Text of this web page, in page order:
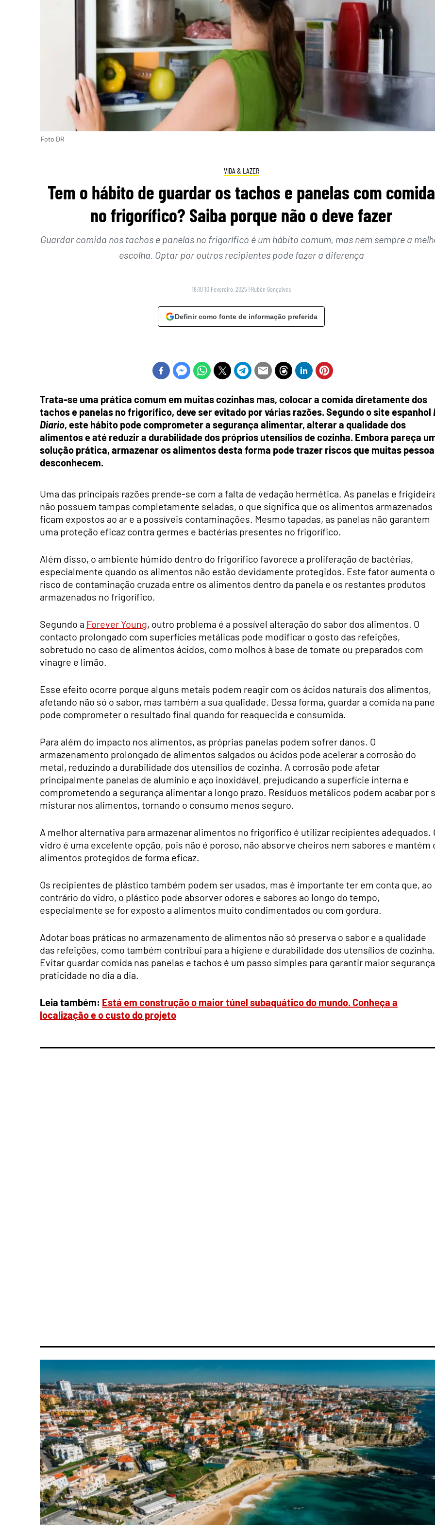
Foto DR
VIDA & LAZER
Tem o hábito de guardar os tachos e panelas com comida
no frigorífico? Saiba porque não o deve fazer
Guardar comida nos tachos e panelas no frigorífico é um hábito comum, mas nem sempre a
escolha. Optar por outros recipientes pode fazer a diferença
18:10 10 Fevereiro, 2025 | Rubén Gonçalves
Definir como fonte de informação preferida
Trata-se uma prática comum em muitas cozinhas mas, colocar a comida diretamente dos
tachos e panelas no frigorífico, deve ser evitado por várias razões. Segundo o site espanhol
Diario, este hábito pode comprometer a segurança alimentar, alterar a qualidade dos
alimentos e até reduzir a durabilidade dos próprios utensílios de cozinha. Embora pareça
solução prática, armazenar os alimentos desta forma pode trazer riscos que muitas
desconhecem.
Uma das principais razões prende-se com a falta de vedação hermética. As panelas e
não possuem tampas completamente seladas, o que significa que os alimentos armazenados
ficam expostos ao ar e a possíveis contaminações. Mesmo tapadas, as panelas não garantem
uma proteção eficaz contra germes e bactérias presentes no frigorífico.
Além disso, o ambiente húmido dentro do frigorífico favorece a proliferação de bactérias,
especialmente quando os alimentos não estão devidamente protegidos. Este fator aumenta o
risco de contaminação cruzada entre os alimentos dentro da panela e os restantes produtos
armazenados no frigorífico.
Segundo a Forever Young, outro problema é a possível alteração do sabor dos alimentos. O
contacto prolongado com superfícies metálicas pode modificar o gosto das refeições,
sobretudo no caso de alimentos ácidos, como molhos à base de tomate ou preparados com
vinagre e limão.
Esse efeito ocorre porque alguns metais podem reagir com os ácidos naturais dos alimentos,
afetando não só o sabor, mas também a sua qualidade. Dessa forma, guardar a comida na
pode comprometer o resultado final quando for reaquecida e consumida.
Para além do impacto nos alimentos, as próprias panelas podem sofrer danos. O
armazenamento prolongado de alimentos salgados ou ácidos pode acelerar a corrosão do
metal, reduzindo a durabilidade dos utensílios de cozinha. A corrosão pode afetar
principalmente panelas de alumínio e aço inoxidável, prejudicando a superfície interna e
comprometendo a segurança alimentar a longo prazo. Resíduos metálicos podem acabar por
misturar nos alimentos, tornando o consumo menos seguro.
A melhor alternativa para armazenar alimentos no frigorífico é utilizar recipientes adequados.
vidro é uma excelente opção, pois não é poroso, não absorve cheiros nem sabores e mantém
alimentos protegidos de forma eficaz.
Os recipientes de plástico também podem ser usados, mas é importante ter em conta que, ao
contrário do vidro, o plástico pode absorver odores e sabores ao longo do tempo,
especialmente se for exposto a alimentos muito condimentados ou com gordura.
Adotar boas práticas no armazenamento de alimentos não só preserva o sabor e a qualidade
das refeições, como também contribui para a higiene e durabilidade dos utensílios de cozinha.
Evitar guardar comida nas panelas e tachos é um passo simples para garantir maior
praticidade no dia a dia.
Leia também: Está em construção o maior túnel subaquático do mundo. Conheça a
localização e o custo do projeto